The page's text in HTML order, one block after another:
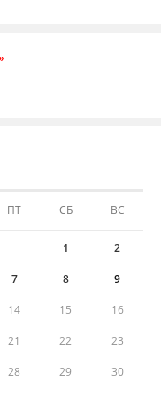
ПТ СБ ВС
1 2
7 8 9
14 15 16
21 22 23
28 29 30